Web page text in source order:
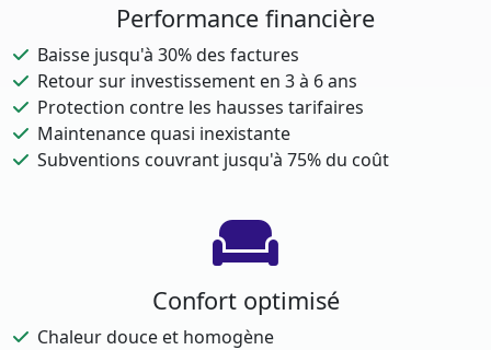
Performance financière
Baisse jusqu'à 30% des factures
Retour sur investissement en 3 à 6 ans
Protection contre les hausses tarifaires
Maintenance quasi inexistante
Subventions couvrant jusqu'à 75% du coût
Confort optimisé
Chaleur douce et homogène